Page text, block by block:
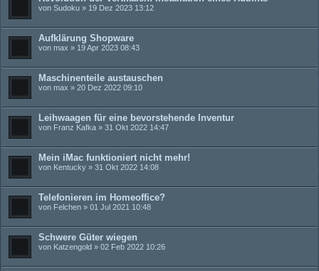
von Sudoku » 19 Dez 2023 13:12
Aufklärung Shopware
von max » 19 Apr 2023 08:43
Maschinenteile austauschen
von max » 20 Dez 2022 09:10
Leihwaagen für eine bevorstehende Inventur
von Franz Kafka » 31 Okt 2022 14:47
Mein iMac funktioniert nicht mehr!
von Kentucky » 31 Okt 2022 14:08
Telefonieren im Homeoffice?
von Felchen » 01 Jul 2021 10:48
Schwere Güter wiegen
von Katzengold » 02 Feb 2022 10:26